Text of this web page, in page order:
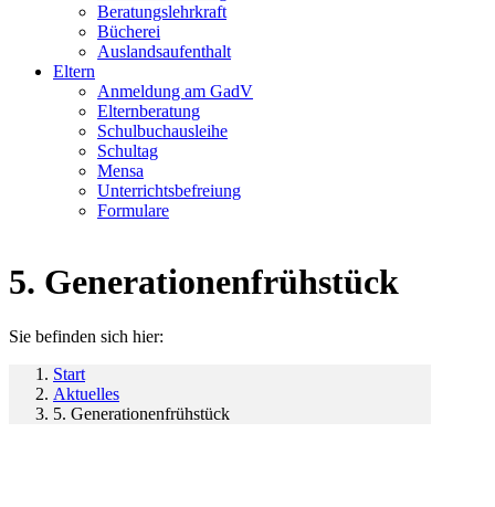
Beratungslehrkraft
Bücherei
Auslandsaufenthalt
Eltern
Anmeldung am GadV
Elternberatung
Schulbuchausleihe
Schultag
Mensa
Unterrichtsbefreiung
Formulare
5. Generationenfrühstück
Sie befinden sich hier:
Start
Aktuelles
5. Generationenfrühstück